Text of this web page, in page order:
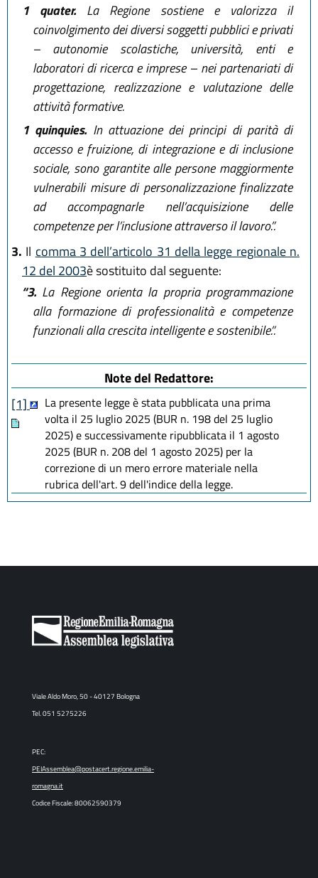
1 quater.La Regione sostiene e valorizza il
coinvolgimento dei diversi soggetti pubblici e privati
– autonomie scolastiche, università, enti e
laboratori di ricerca e imprese – nei partenariati di
progettazione, realizzazione e valutazione delle
attività formative.
1 quinquies.In attuazione dei principi di parità di
accesso e fruizione, di integrazione e di inclusione
sociale, sono garantite alle persone maggiormente
vulnerabili misure di personalizzazione finalizzate
ad accompagnarle nell’acquisizione delle
competenze per l’inclusione attraverso il lavoro.”.
3. Il comma 3 dell’articolo 31 della legge regionale n.
12 del 2003è sostituito dal seguente:
“3.La Regione orienta la propria programmazione
alla formazione di professionalità e competenze
funzionali alla crescita intelligente e sostenibile.”.
Note del Redattore:
[1]
La presente legge è stata pubblicata una prima
volta il 25 luglio 2025 (BUR n. 198 del 25 luglio
2025) e successivamente ripubblicata il 1 agosto
2025 (BUR n. 208 del 1 agosto 2025) per la
correzione di un mero errore materiale nella
rubrica dell'art. 9 dell'indice della legge.
Viale Aldo Moro, 50 - 40127 Bologna
Tel. 051 5275226
PEC:
PEIAssemblea@postacert.regione.emilia-
romagna.it
Codice Fiscale: 80062590379